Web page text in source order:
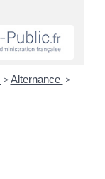
> Alternance >